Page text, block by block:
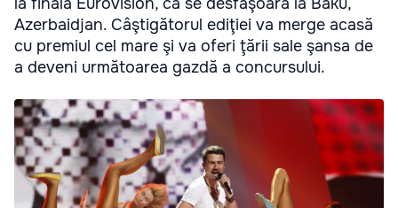
Azerbaidjan. Câştigătorul ediţiei va merge acasă
cu premiul cel mare şi va oferi ţării sale şansa de
a deveni următoarea gazdă a concursului.